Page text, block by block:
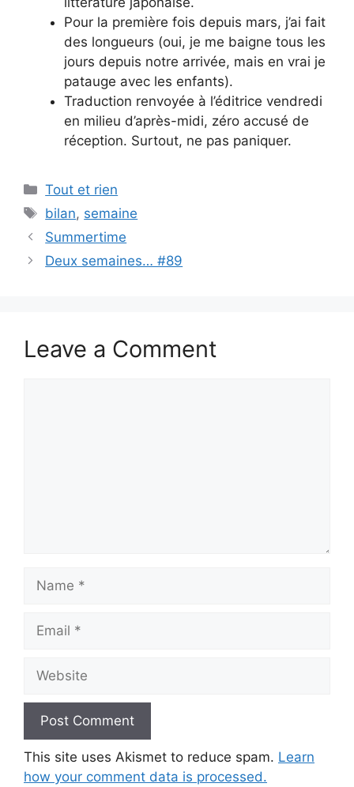
Pour la première fois depuis mars, j’ai fait
des longueurs (oui, je me baigne tous les
jours depuis notre arrivée, mais en vrai je
patauge avec les enfants).
Traduction renvoyée à l’éditrice vendredi
en milieu d’après-midi, zéro accusé de
réception. Surtout, ne pas paniquer.
Categories
Tout et rien
Tags
bilan, semaine
Summertime
Deux semaines… #89
Leave a Comment
This site uses Akismet to reduce spam. Learn
how your comment data is processed.